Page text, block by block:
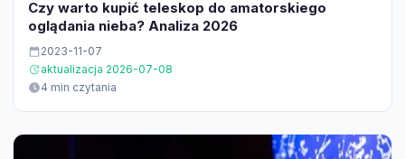
Czy warto kupić teleskop do amatorskiego
oglądania nieba? Analiza 2026
2023-11-07
aktualizacja 2026-07-08
4 min czytania